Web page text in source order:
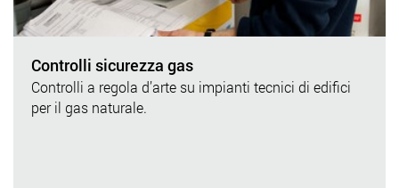
Controlli sicurezza gas
Controlli a regola d’arte su impianti tecnici di edifici
per il gas naturale.